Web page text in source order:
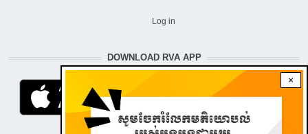
×
Log in
DOWNLOAD RVA APP